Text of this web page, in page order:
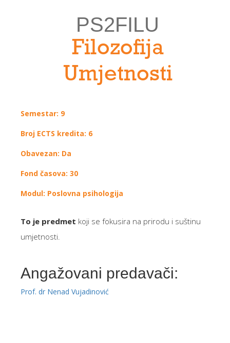
PS2FILU
Filozofija
Umjetnosti
Semestar: 9
Broj ECTS kredita: 6
Obavezan: Da
Fond časova: 30
Modul: Poslovna psihologija
To je predmet koji se fokusira na prirodu i suštinu
umjetnosti.
Angažovani predavači:
Prof. dr Nenad Vujadinović